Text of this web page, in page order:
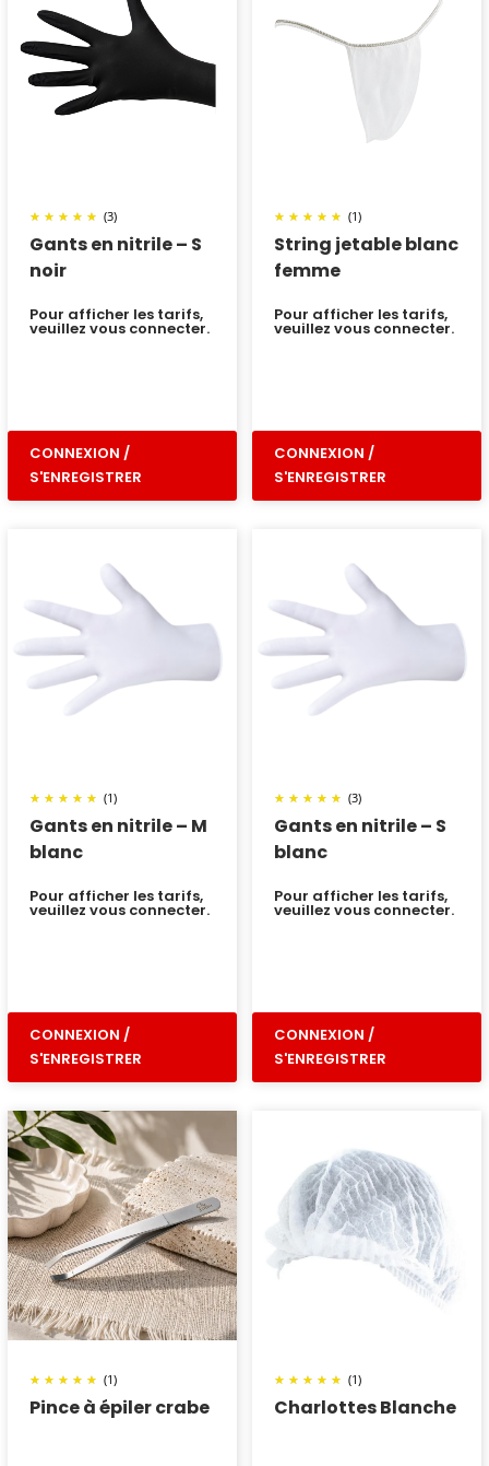
Gants en nitrile – S
noir
(3)
Pour afficher les tarifs,
veuillez vous connecter.
CONNEXION /
S'ENREGISTRER
String jetable blanc
femme
(1)
Pour afficher les tarifs,
veuillez vous connecter.
CONNEXION /
S'ENREGISTRER
Gants en nitrile – M
blanc
(1)
Pour afficher les tarifs,
veuillez vous connecter.
CONNEXION /
S'ENREGISTRER
Gants en nitrile – S
blanc
(3)
Pour afficher les tarifs,
veuillez vous connecter.
CONNEXION /
S'ENREGISTRER
Pince à épiler crabe
(1)
Charlottes Blanche
(1)